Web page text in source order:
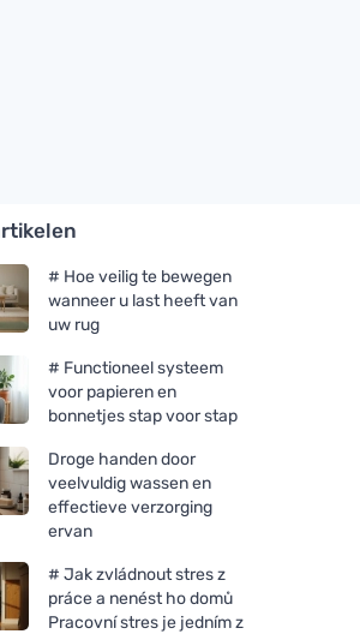
# Hoe veilig te bewegen
wanneer u last heeft van
uw rug
# Functioneel systeem
voor papieren en
bonnetjes stap voor stap
Droge handen door
veelvuldig wassen en
effectieve verzorging
ervan
# Jak zvládnout stres z
práce a nenést ho domů
Pracovní stres je jedním z